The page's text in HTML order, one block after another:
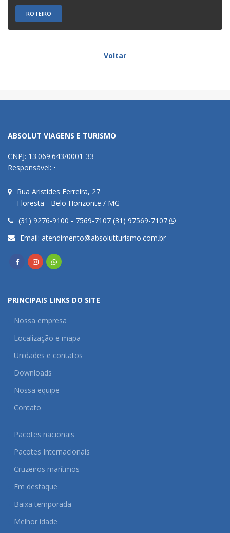
ROTEIRO
Voltar
ABSOLUT VIAGENS E TURISMO
CNPJ: 13.069.643/0001-33
Responsável: •
Rua Aristides Ferreira, 27
Floresta - Belo Horizonte / MG
(31) 9276-9100 - 7569-7107 (31) 97569-7107
Email: atendimento@absolutturismo.com.br
PRINCIPAIS LINKS DO SITE
Nossa empresa
Localização e mapa
Unidades e contatos
Downloads
Nossa equipe
Contato
Pacotes nacionais
Pacotes Internacionais
Cruzeiros marítmos
Em destaque
Baixa temporada
Melhor idade